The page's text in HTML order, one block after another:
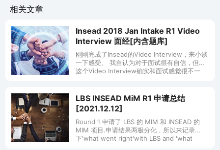
相关文章
Insead 2018 Jan Intake R1 Video
Interview 面经[内含题库]
刚刚完成了Insead的Video Interview，来小谈
一下感受。 我自认为对于面试很有自信，但是
这个Video Interview确实和面试感觉很不一
LBS INSEAD MiM R1 申请总结
[2021.12.12]
Round 1 申请了 LBS 的 MIM 和 INSEAD 的
MIM 项目.申请结果两极分化，所以来记录
下'what went right'with LBS and 'what